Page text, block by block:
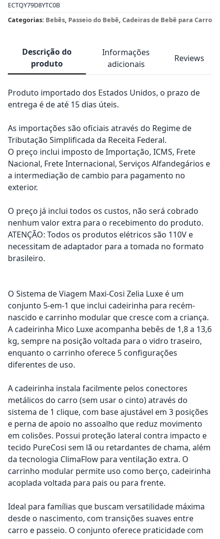
ECTQY79D8YTC0B
Categorias: Bebês, Passeio do Bebê, Cadeiras de Bebê para Carro
Descrição do
produto
Informações
adicionais
Reviews
Produto importado dos Estados Unidos, o prazo de
entrega é de até 15 dias úteis.
As importações são oficiais através do Regime de
Tributação Simplificada da Receita Federal.
O preço inclui imposto de Importação, ICMS, Frete
Nacional, Frete Internacional, Serviços Alfandegários e
a intermediação de cambio para pagamento no
exterior.
O preço já inclui todos os custos, não será cobrado
nenhum valor extra para o recebimento do produto.
ATENÇÃO: Todos os produtos elétricos são 110V e
necessitam de adaptador para a tomada no formato
brasileiro.
O Sistema de Viagem Maxi-Cosi Zelia Luxe é um
conjunto 5-em-1 que inclui cadeirinha para recém-
nascido e carrinho modular que cresce com a criança.
A cadeirinha Mico Luxe acompanha bebês de 1,8 a 13,6
kg, sempre na posição voltada para o vidro traseiro,
enquanto o carrinho oferece 5 configurações
diferentes de uso.
A cadeirinha instala facilmente pelos conectores
metálicos do carro (sem usar o cinto) através do
sistema de 1 clique, com base ajustável em 3 posições
e perna de apoio no assoalho que reduz movimento
em colisões. Possui proteção lateral contra impacto e
tecido PureCosi sem lã ou retardantes de chama, além
da tecnologia ClimaFlow para ventilação extra. O
carrinho modular permite uso como berço, cadeirinha
acoplada voltada para pais ou para frente.
Ideal para famílias que buscam versatilidade máxima
desde o nascimento, com transições suaves entre
carro e passeio. O conjunto oferece praticidade com